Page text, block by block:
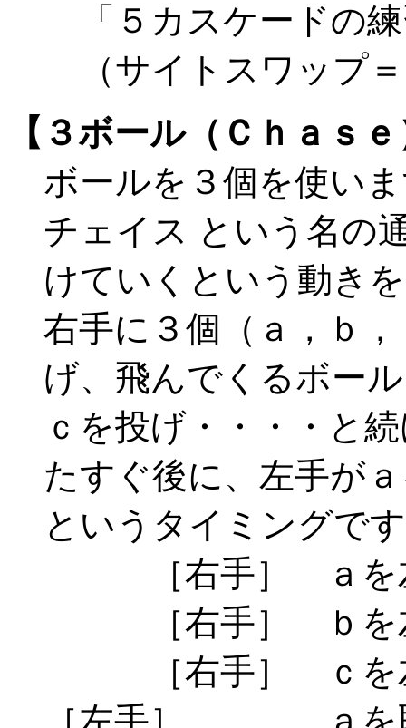
「５カスケードの
（サイトスワップ
【３ボール（Ｃｈａｓ
ボールを３個を使い
チェイス という名の
けていくという動き
右手に３個（ａ，ｂ
げ、飛んでくるボー
ｃを投げ・・・・と
たすぐ後に、左手が
というタイミングで
［右手］ ａを左
［右手］ ｂを左
［右手］ ｃを左